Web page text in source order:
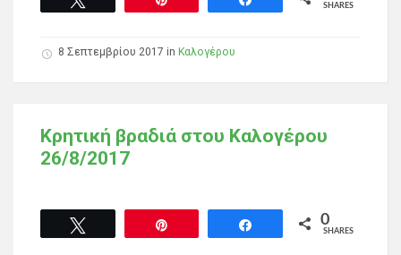
SHARES
8 Σεπτεμβρίου 2017 in Καλογέρου
Κρητική βραδιά στου Καλογέρου
26/8/2017
0
SHARES